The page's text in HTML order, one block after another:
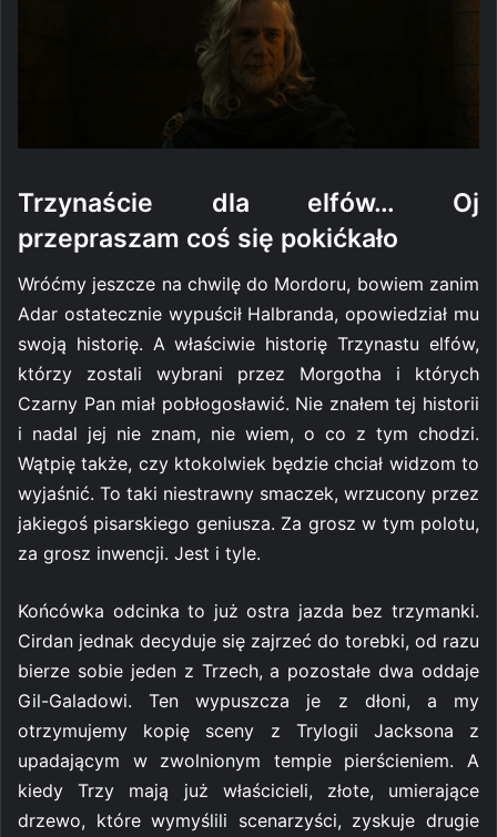
Trzynaście dla elfów… Oj
przepraszam coś się pokićkało
Wróćmy jeszcze na chwilę do Mordoru, bowiem zanim
Adar ostatecznie wypuścił Halbranda, opowiedział mu
swoją historię. A właściwie historię Trzynastu elfów,
którzy zostali wybrani przez Morgotha i których
Czarny Pan miał pobłogosławić. Nie znałem tej historii
i nadal jej nie znam, nie wiem, o co z tym chodzi.
Wątpię także, czy ktokolwiek będzie chciał widzom to
wyjaśnić. To taki niestrawny smaczek, wrzucony przez
jakiegoś pisarskiego geniusza. Za grosz w tym polotu,
za grosz inwencji. Jest i tyle.
Końcówka odcinka to już ostra jazda bez trzymanki.
Cirdan jednak decyduje się zajrzeć do torebki, od razu
bierze sobie jeden z Trzech, a pozostałe dwa oddaje
Gil-Galadowi. Ten wypuszcza je z dłoni, a my
otrzymujemy kopię sceny z Trylogii Jacksona z
upadającym w zwolnionym tempie pierścieniem. A
kiedy Trzy mają już właścicieli, złote, umierające
drzewo, które wymyślili scenarzyści, zyskuje drugie